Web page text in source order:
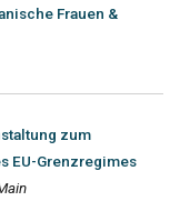
Frauen &
zum
EU-Grenzregimes